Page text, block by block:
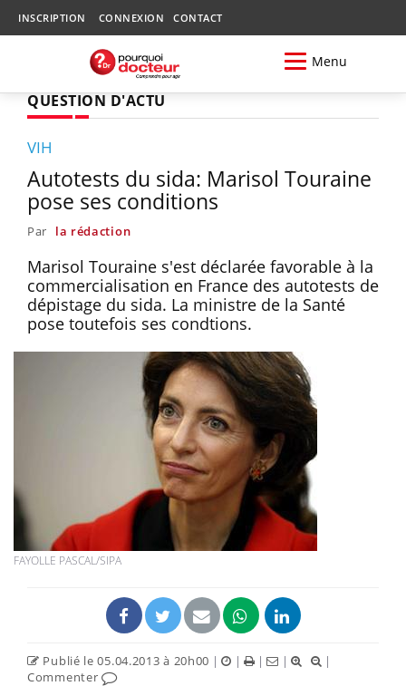
INSCRIPTION CONNEXION CONTACT
Menu
QUESTION D'ACTU
VIH
Autotests du sida: Marisol Touraine
pose ses conditions
Par la rédaction
Marisol Touraine s'est déclarée favorable à la
commercialisation en France des autotests de
dépistage du sida. La ministre de la Santé
pose toutefois ses condtions.
FAYOLLE PASCAL/SIPA
Publié le 05.04.2013 à 20h00 | | | |
|
Commenter